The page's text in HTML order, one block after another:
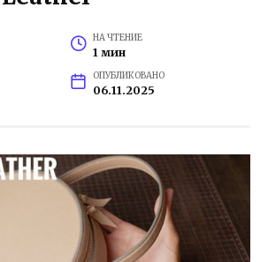
НА ЧТЕНИЕ
1 мин
ОПУБЛИКОВАНО
06.11.2025